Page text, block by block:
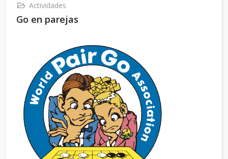
Actividades
Go en parejas